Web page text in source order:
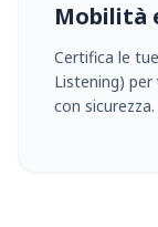
Mobilità
Certifica le
Listening)
con sicurezza.